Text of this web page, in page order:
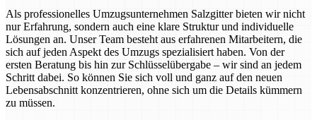
Als professionelles Umzugsunternehmen Salzgitter bieten wir nicht
nur Erfahrung, sondern auch eine klare Struktur und individuelle
Lösungen an. Unser Team besteht aus erfahrenen Mitarbeitern, die
sich auf jeden Aspekt des Umzugs spezialisiert haben. Von der
ersten Beratung bis hin zur Schlüsselübergabe – wir sind an jedem
Schritt dabei. So können Sie sich voll und ganz auf den neuen
Lebensabschnitt konzentrieren, ohne sich um die Details kümmern
zu müssen.